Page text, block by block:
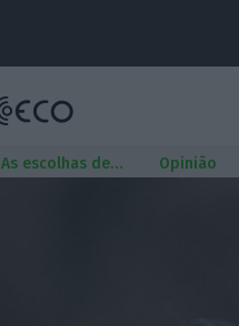
As escolhas de… Opinião